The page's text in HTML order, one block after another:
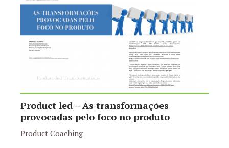
Product led – As transformações
provocadas pelo foco no produto
Product Coaching